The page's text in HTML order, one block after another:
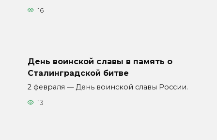
16
День воинской славы в память о
Сталинградской битве
2 февраля — День воинской славы России.
13